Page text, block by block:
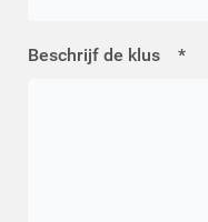
Beschrijf de klus *